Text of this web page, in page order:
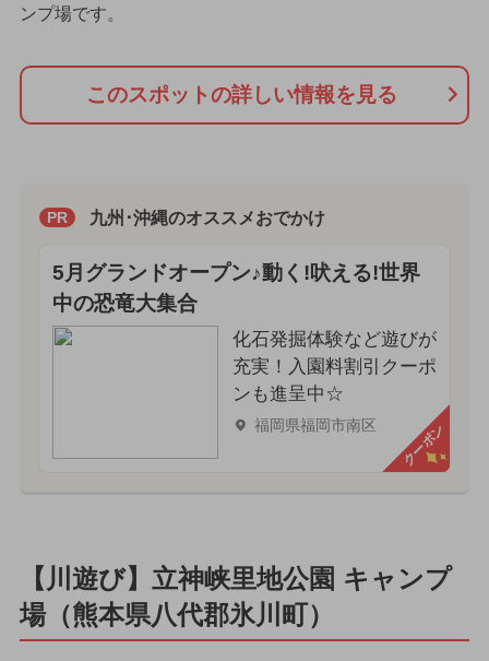
ンプ場です。
このスポットの詳しい情報を見る
PR 九州･沖縄のオススメおでかけ
5月グランドオープン♪動く!吠える!世界
中の恐竜大集合
化石発掘体験など遊びが
充実！入園料割引クーポ
ンも進呈中☆
福岡県福岡市南区 クーポン
【川遊び】立神峡里地公園 キャンプ
場（熊本県八代郡氷川町）